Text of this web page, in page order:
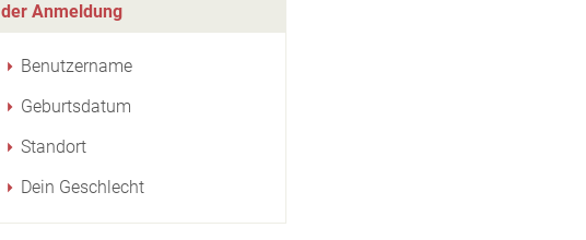
der Anmeldung
Benutzername
Geburtsdatum
Standort
Dein Geschlecht